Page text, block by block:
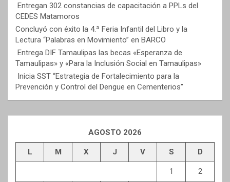
Entregan 302 constancias de capacitación a PPLs del
CEDES Matamoros
Concluyó con éxito la 4.ª Feria Infantil del Libro y la
Lectura “Palabras en Movimiento” en BARCO
Entrega DIF Tamaulipas las becas «Esperanza de
Tamaulipas» y «Para la Inclusión Social en Tamaulipas»
Inicia SST “Estrategia de Fortalecimiento para la
Prevención y Control del Dengue en Cementerios”
AGOSTO 2026
L M X J V S D
1 2